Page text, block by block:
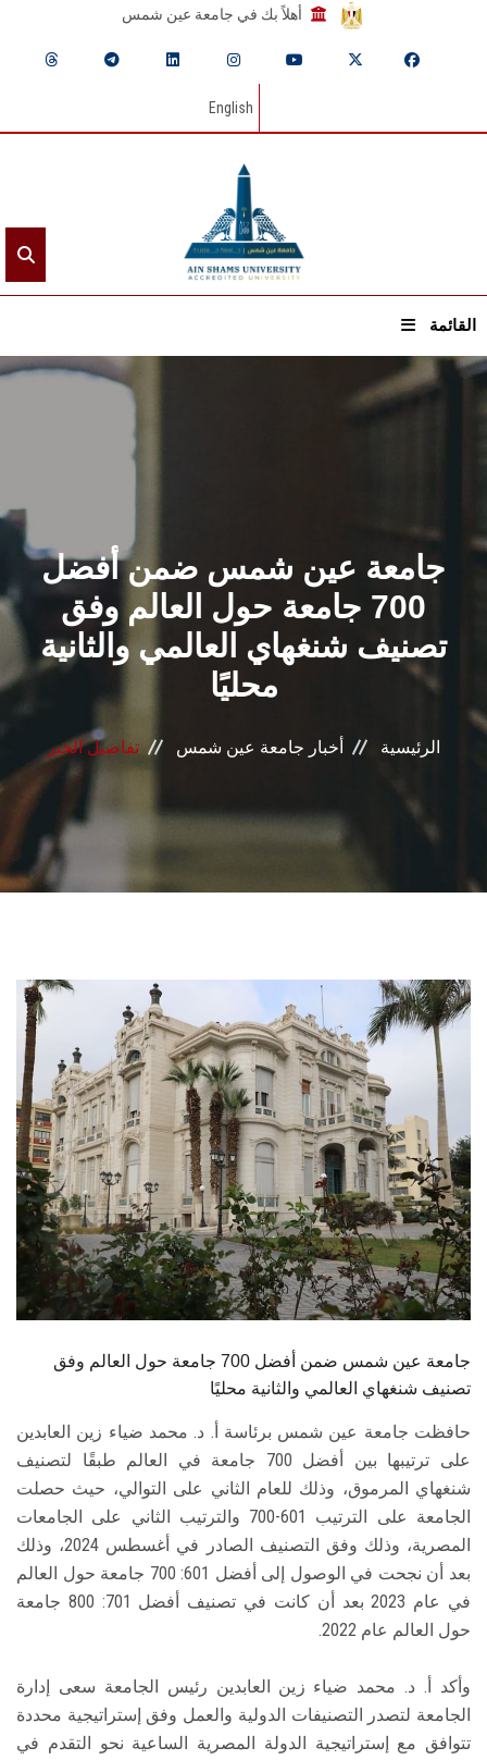
أهلاً بك في جامعة عين شمس
English
القائمة
القطاعـات
الشئون الأكاديمية
البحث العلمي
الرعاية الصحية
المراكز والوحدات
الأنظمة الذكية
الإعلام
الطلاب
هيئة التدريس
الدراسات العليا
الخريجين
الموظفون
الزائـرون
جامعة عين شمس ضمن أفضل
700 جامعة حول العالم وفق
تصنيف شنغهاي العالمي والثانية
محليًا
الرئيسية أخبار جامعة عين شمس تفاصيل الخبر
جامعة عين شمس ضمن أفضل 700 جامعة حول العالم وفق
تصنيف شنغهاي العالمي والثانية محليًا
حافظت جامعة عين شمس برئاسة أ. د. محمد ضياء زين العابدين
على ترتيبها بين أفضل 700 جامعة في العالم طبقًا لتصنيف
شنغهاي المرموق، وذلك للعام الثاني على التوالي، حيث حصلت
الجامعة على الترتيب 601-700 والترتيب الثاني على الجامعات
المصرية، وذلك وفق التصنيف الصادر في أغسطس 2024، وذلك
بعد أن نجحت في الوصول إلى أفضل 601: 700 جامعة حول العالم
في عام 2023 بعد أن كانت في تصنيف أفضل 701: 800 جامعة
حول العالم عام 2022.
وأكد أ. د. محمد ضياء زين العابدين رئيس الجامعة سعى إدارة
الجامعة لتصدر التصنيفات الدولية والعمل وفق إستراتيجية محددة
تتوافق مع إستراتيجية الدولة المصرية الساعية نحو التقدم في